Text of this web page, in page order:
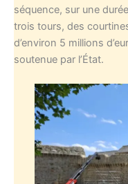
séquence, sur une
trois tours, des
d’environ 5 millions
soutenue par l’État.